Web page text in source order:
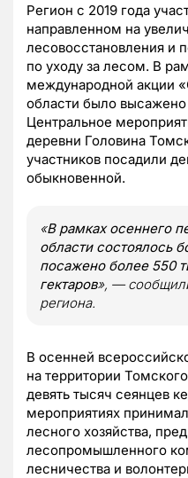
Регион с 2019 года
направленном на
лесовосстановления и
по уходу за лесом. В
международной акции
области было
Центральное
деревни Головина
участников посадили
обыкновенной.
«В рамках осеннего
области состоялось
посажено более 550
гектаров», —
региона.
В осенней
на территории
девять тысяч сеянцев
мероприятиях
лесного хозяйства,
лесопромышленного
лесничества и